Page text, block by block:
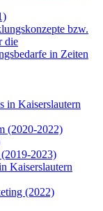
bzw.
die
in Zeiten
in Kaiserslautern
(2020-2022)
2023)
Kaiserslautern
(2022)